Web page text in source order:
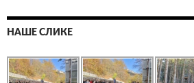
НАШЕ СЛИКЕ